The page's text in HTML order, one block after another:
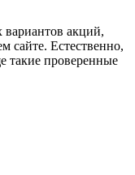
акций,
сайте. Естественно,
такие проверенные